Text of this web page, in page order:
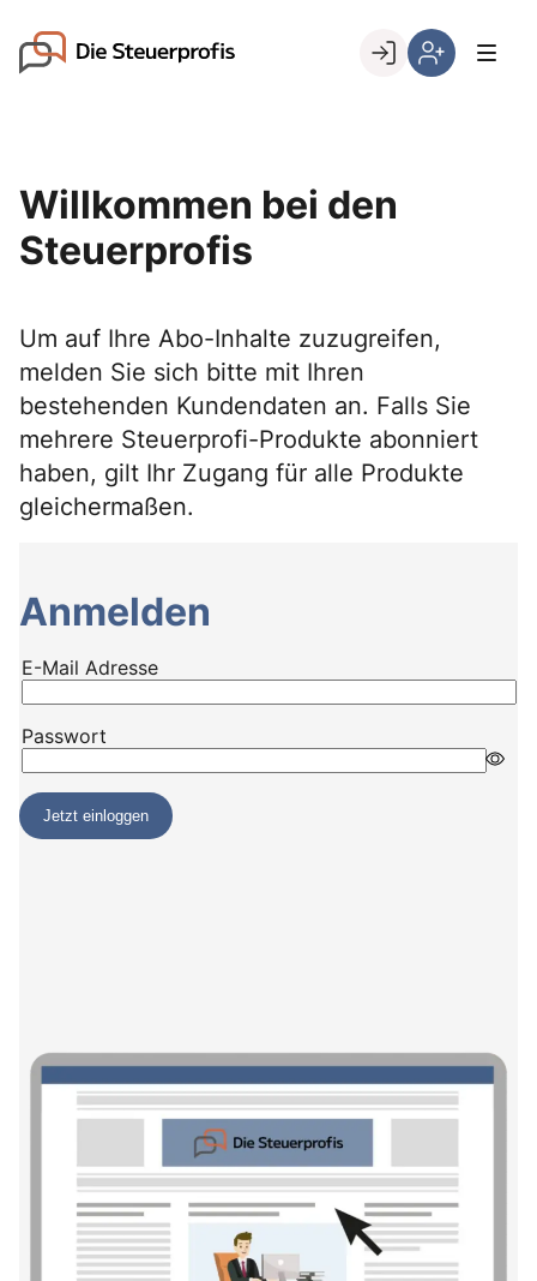
content
Go to landing page.
sind
Willkommen bei den
Steuerprofis
Um auf Ihre Abo-Inhalte zuzugreifen,
melden Sie sich bitte mit Ihren
bestehenden Kundendaten an. Falls Sie
mehrere Steuerprofi-Produkte abonniert
haben, gilt Ihr Zugang für alle Produkte
gleichermaßen.
Anmelden